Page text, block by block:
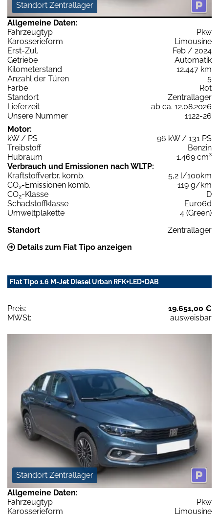
Standort Zentrallager
Allgemeine Daten:
Fahrzeugtyp
Pkw
Karosserieform
Limousine
Erst-Zul.
Feb / 2024
Getriebe
Automatik
Kilometerstand
12.447 km
Anzahl der Türen
5
Farbe
Rot
Standort
Zentrallager
Lieferzeit
ab ca. 12.08.2026
Unsere Nummer
1122-26
Motor:
kW / PS
96 kW / 131 PS
Treibstoff
Benzin
Hubraum
1.469 cm³
Verbrauch und Emissionen nach WLTP:
Kraftstoffverbr. komb.
5,2 l/100km
CO2-Emissionen komb.
119 g/km
CO2-Klasse
D
Schadstoffklasse
Euro6d
Umweltplakette
4 (Green)
Standort
Zentrallager
Details zum Fiat Tipo anzeigen
Fiat Tipo 1.6 M-Jet Diesel Urban RFK+LED+DAB
Preis:
19.651,00 €
MWSt:
ausweisbar
Standort Zentrallager
Allgemeine Daten:
Fahrzeugtyp
Pkw
Karosserieform
Limousine